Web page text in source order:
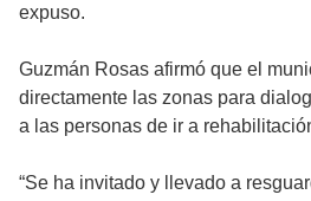
expuso.
Guzmán Rosas afirmó que el
directamente las zonas para
a las personas de ir a
“Se ha invitado y llevado a